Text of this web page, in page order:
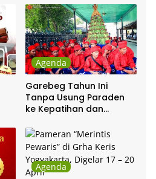
Agenda
Garebeg Tahun Ini
Tanpa Usung Paraden
ke Kepatihan dan
Agenda